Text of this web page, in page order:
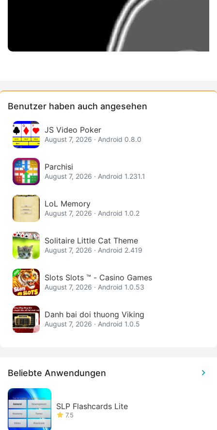
Benutzer haben auch angesehen
JS Video Poker
August 7, 2026 · Android 0.8.0
Parchisi
August 7, 2026 · Android 1.231.1
LoL Memory
August 7, 2026 · Android 1.0.2
Solitaire Little Cat Theme
August 7, 2026 · Android 2.419
Slots Slots ™ - Casino Games
August 7, 2026 · Android 1.0.53
Danh bai doi thuong Viking
August 7, 2026 · Android 1.0.5
Beliebte Anwendungen
SLP Flashcards Lite
7.5